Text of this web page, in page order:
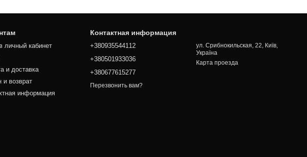
личный кабинет
и доставка
и возврат
информация
Контактная информация
+380935544112
+380501933036
+380677615277
Перезвонить вам?
ул. Срибнокильская, 22, Київ,
Україна
Карта проезда